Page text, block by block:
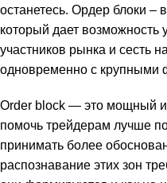
останетесь. Ордер блоки
который дает возможность
участников рынка и сесть
одновременно с крупными
Order block — это мощный
помочь трейдерам лучше
принимать более
распознавание этих зон